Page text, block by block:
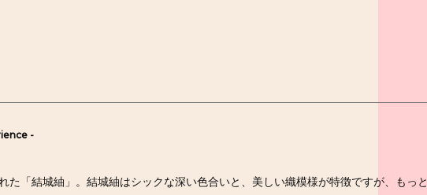
-
た「結城紬」。結城紬はシックな深い色合いと、美しい織模様が特徴ですが、もっと